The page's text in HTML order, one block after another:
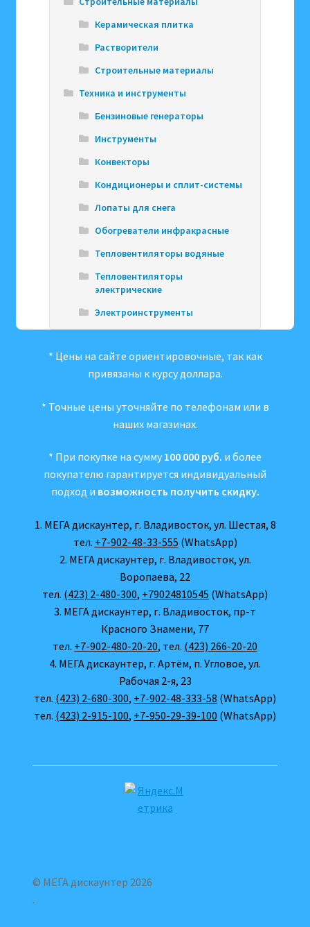
Керамическая плитка
Растворители
Строительные материалы
Техника и инструменты
Бензиновые генераторы
Инструменты
Конвекторы
Кондиционеры и сплит-системы
Лопаты для снега
Обогреватели инфракрасные
Тепловентиляторы водяные
Тепловентиляторы
электрические
Электроинструменты
* Цены на сайте ориентировочные, так как
привязаны к курсу доллара.
* Точные цены уточняйте по телефонам или в
наших магазинах.
* При покупке на сумму 100 000 руб. и более
покупателю гарантируется индивидуальный
подход и возможность получить скидку.
1. МЕГА дискаунтер, г. Владивосток, ул. Шестая, 8
тел. +7-902-48-33-555 (WhatsApp)
2. МЕГА дискаунтер, г. Владивосток, ул.
Воропаева, 22
тел. (423) 2-480-300, +79024810545 (WhatsApp)
3. МЕГА дискаунтер, г. Владивосток, пр-т
Красного Знамени, 77
тел. +7-902-480-20-20, тел. (423) 266-20-20
4. МЕГА дискаунтер, г. Артём, п. Угловое, ул.
Рабочая 2-я, 23
тел. (423) 2-680-300, +7-902-48-333-58 (WhatsApp)
тел. (423) 2-915-100, +7-950-29-39-100 (WhatsApp)
© МЕГА дискаунтер 2026
.